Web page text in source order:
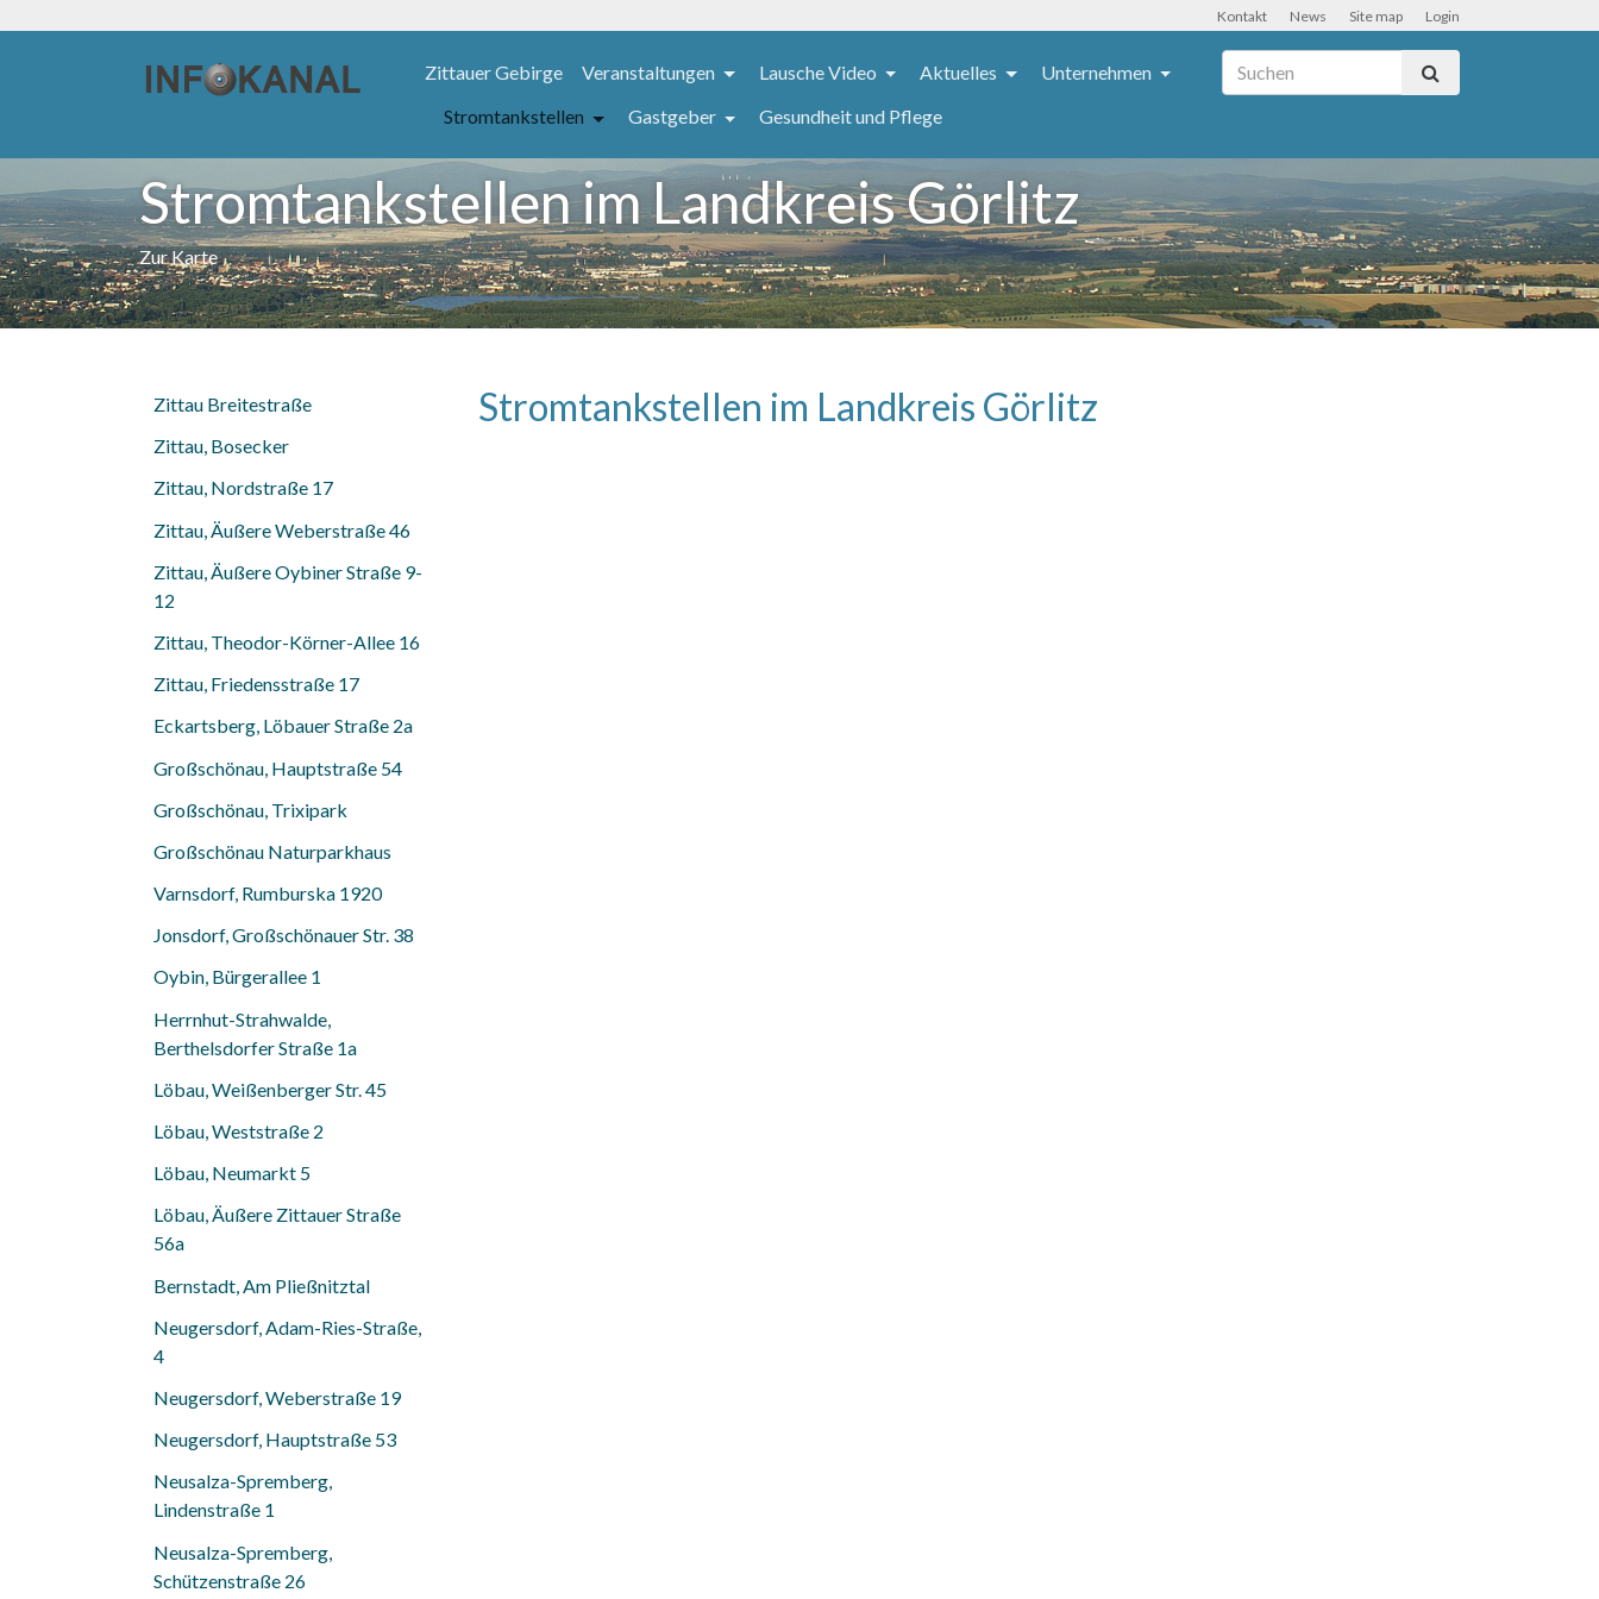
Inhalt
springen
Kontakt News Site map Login
Zittauer Gebirge Veranstaltungen Lausche Video Aktuelles
Unternehmen
Stromtankstellen
Gastgeber Gesundheit und Pflege
Stromtankstellen im Landkreis Görlitz
Zur Karte
Zittau Breitestraße
Zittau, Bosecker
Zittau, Nordstraße 17
Zittau, Äußere Weberstraße 46
Zittau, Äußere Oybiner Straße 9-
12
Zittau, Theodor-Körner-Allee 16
Zittau, Friedensstraße 17
Eckartsberg, Löbauer Straße 2a
Großschönau, Hauptstraße 54
Großschönau, Trixipark
Großschönau Naturparkhaus
Varnsdorf, Rumburska 1920
Jonsdorf, Großschönauer Str. 38
Oybin, Bürgerallee 1
Herrnhut-Strahwalde,
Berthelsdorfer Straße 1a
Löbau, Weißenberger Str. 45
Löbau, Weststraße 2
Löbau, Neumarkt 5
Löbau, Äußere Zittauer Straße
56a
Bernstadt, Am Pließnitztal
Neugersdorf, Adam-Ries-Straße,
4
Neugersdorf, Weberstraße 19
Neugersdorf, Hauptstraße 53
Neusalza-Spremberg,
Lindenstraße 1
Neusalza-Spremberg,
Schützenstraße 26
Stromtankstellen im Landkreis Görlitz